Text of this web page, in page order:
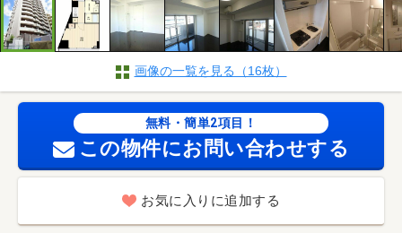
画像の一覧を見る（16枚）
無料・簡単2項目！
この物件にお問い合わせする
お気に入りに追加する